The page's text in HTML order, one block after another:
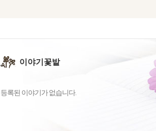
이야기꽃밭
등록된 이야기가 없습니다.